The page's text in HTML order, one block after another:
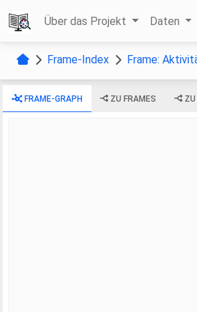
Über das Projekt Daten
Frame-Index Frame:
FRAME-GRAPH ZU FRAMES ZU